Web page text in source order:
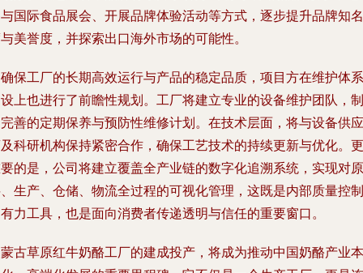
国际食品展会、开展品牌体验活动等方式，逐步提升品牌知名
美誉度，并探索出口海外市场的可能性。
保工厂的长期高效运行与产品的稳定品质，项目方在维护体系
上也进行了前瞻性规划。工厂将建立专业的设备维护团队，制
善的定期保养与预防性维修计划。在技术层面，将与设备供应
科研机构保持紧密合作，确保工艺技术的持续更新与优化。更
的是，公司将建立覆盖全产业链的数字化追溯系统，实现对原
生产、仓储、物流全过程的可视化管理，这既是内部质量控制
力工具，也是面向消费者传递透明与信任的重要窗口。
古草原红牛奶酪工厂的建成投产，将成为推动中国奶酪产业本